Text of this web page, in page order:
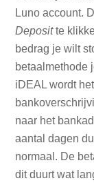
Luno account.
Depositte
bedrag je wilt
betaalmethode
iDEAL wordt
naar het
aantal dagen
normaal. De
dit duurt wat